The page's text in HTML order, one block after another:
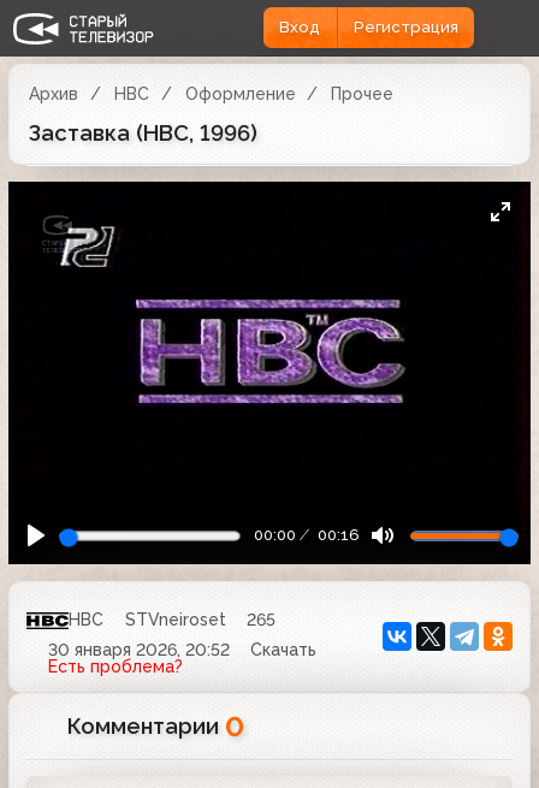
Вход Регистрация
Архив НВС Оформление Прочее
Заставка (НВС, 1996)
00:00 00:16
НВС STVneiroset
265
30 января 2026, 20:52
Скачать
Есть проблема?
Комментарии 0